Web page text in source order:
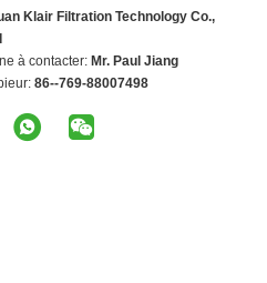
Klair Filtration Technology Co.,
à contacter: Mr. Paul Jiang
86--769-88007498